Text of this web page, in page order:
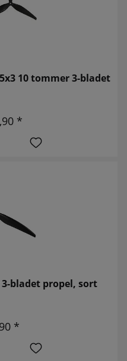
10 tommer 3-bladet
*
3-bladet propel, sort
*